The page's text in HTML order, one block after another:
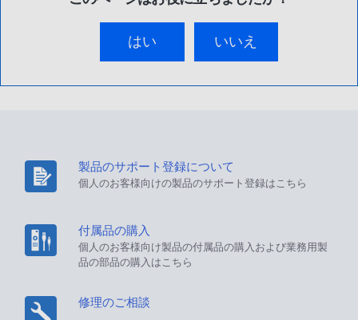
はい いいえ
製品のサポート登録について
個人のお客様向けの製品のサポート登録はこちら
付属品の購入
個人のお客様向け製品の付属品の購入および業務用製
品の部品の購入はこちら
修理のご相談